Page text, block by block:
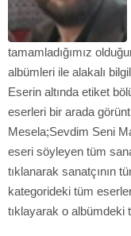
tamamladığımız
albümleri ile alakalı
Eserin altında etiket
eserleri bir arada
Mesela;Sevdim Seni
eseri söyleyen tüm
tıklanarak sanatçının
kategorideki tüm
tıklayarak o albümdeki